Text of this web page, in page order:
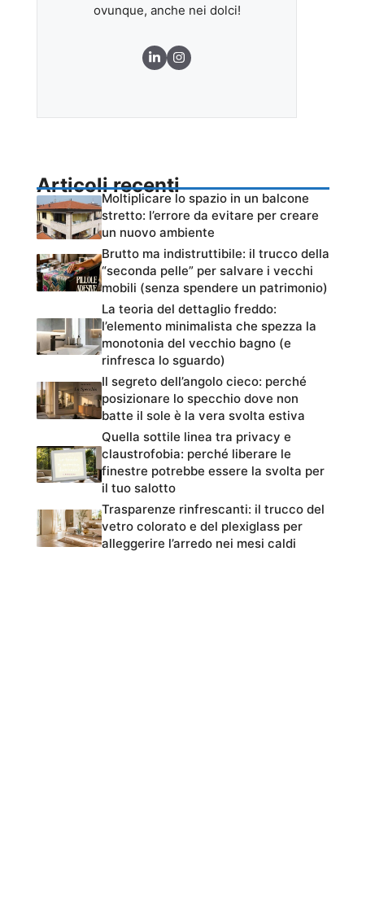
ovunque, anche nei dolci!
Articoli recenti
Moltiplicare lo spazio in un balcone
stretto: l’errore da evitare per creare
un nuovo ambiente
Brutto ma indistruttibile: il trucco della
“seconda pelle” per salvare i vecchi
mobili (senza spendere un patrimonio)
La teoria del dettaglio freddo:
l’elemento minimalista che spezza la
monotonia del vecchio bagno (e
rinfresca lo sguardo)
Il segreto dell’angolo cieco: perché
posizionare lo specchio dove non
batte il sole è la vera svolta estiva
Quella sottile linea tra privacy e
claustrofobia: perché liberare le
finestre potrebbe essere la svolta per
il tuo salotto
Trasparenze rinfrescanti: il trucco del
vetro colorato e del plexiglass per
alleggerire l’arredo nei mesi caldi